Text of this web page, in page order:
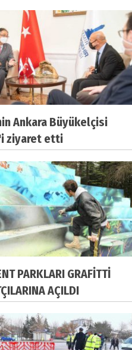
Ankara Büyükelçisi
ziyaret etti
PARKLARI GRAFİTTİ
AÇILDI